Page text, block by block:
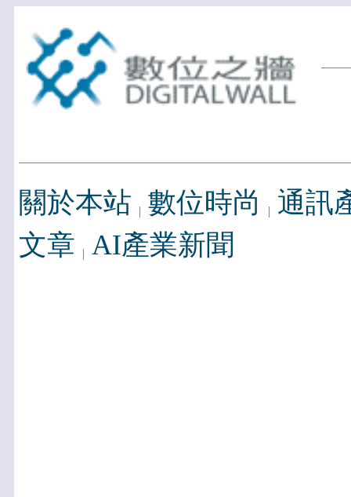
關於本站 數位時尚
通訊
文章 AI產業新聞